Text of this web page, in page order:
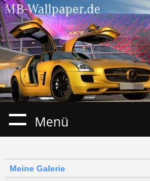
Menü
Meine Galerie